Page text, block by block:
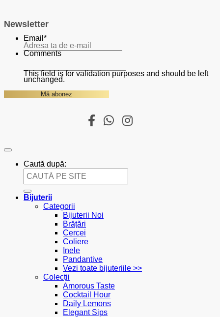
Newsletter
Email *
Comments
This field is for validation purposes and should be left
unchanged.
Caută după:
Bijuterii
Categorii
Bijuterii Noi
Brățări
Cercei
Coliere
Inele
Pandantive
Vezi toate bijuteriile >>
Colecții
Amorous Taste
Cocktail Hour
Daily Lemons
Elegant Sips